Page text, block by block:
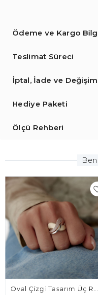
Ödeme ve Kargo
Teslimat Süreci
İptal, İade ve Değişim
Hediye Paketi
Ölçü Rehberi